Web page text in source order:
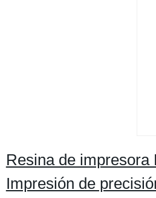
Resina de
Impresión de